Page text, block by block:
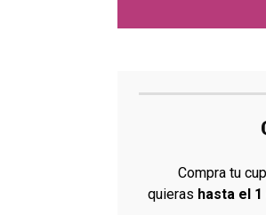
Compra tu
quieras hasta el 1